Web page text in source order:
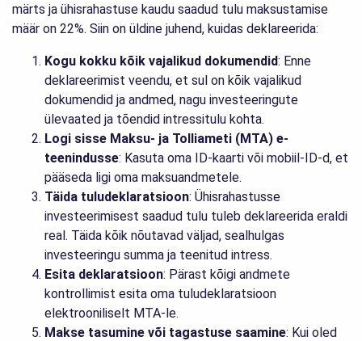
märts ja ühisrahastuse kaudu saadud tulu maksustamise
määr on 22%. Siin on üldine juhend, kuidas deklareerida:
Kogu kokku kõik vajalikud dokumendid: Enne
deklareerimist veendu, et sul on kõik vajalikud
dokumendid ja andmed, nagu investeeringute
ülevaated ja tõendid intressitulu kohta.
Logi sisse Maksu- ja Tolliameti (MTA) e-
teenindusse: Kasuta oma ID-kaarti või mobiil-ID-d, et
pääseda ligi oma maksuandmetele.
Täida tuludeklaratsioon: Ühisrahastusse
investeerimisest saadud tulu tuleb deklareerida eraldi
real. Täida kõik nõutavad väljad, sealhulgas
investeeringu summa ja teenitud intress.
Esita deklaratsioon: Pärast kõigi andmete
kontrollimist esita oma tuludeklaratsioon
elektrooniliselt MTA-le.
Makse tasumine või tagastuse saamine: Kui oled